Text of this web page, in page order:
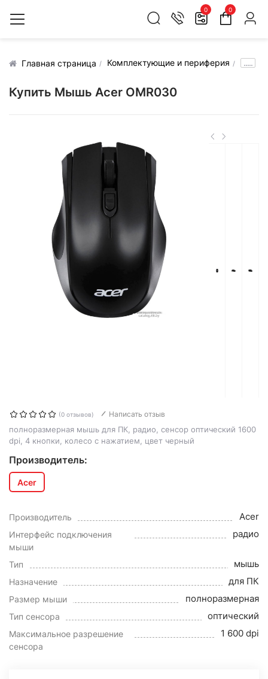
0 0
Главная страница Комплектующие и периферия .....
Купить Мышь Acer OMR030
(0 отзывов) Написать отзыв
полноразмерная мышь для ПК, радио, сенсор оптический 1600
dpi, 4 кнопки, колесо с нажатием, цвет черный
Производитель:
Acer
Производитель Acer
Интерфейс подключения
мыши
радио
Тип мышь
Назначение для ПК
Размер мыши полноразмерная
Тип сенсора оптический
Максимальное разрешение
сенсора
1 600 dpi